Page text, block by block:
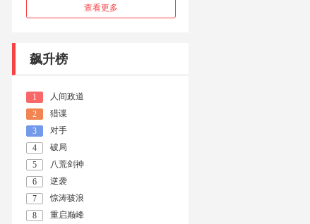
查看更多
飙升榜
1 人间政道
2 猎谍
3 对手
4 破局
5 八荒剑神
6 逆袭
7 惊涛骇浪
8 重启巅峰